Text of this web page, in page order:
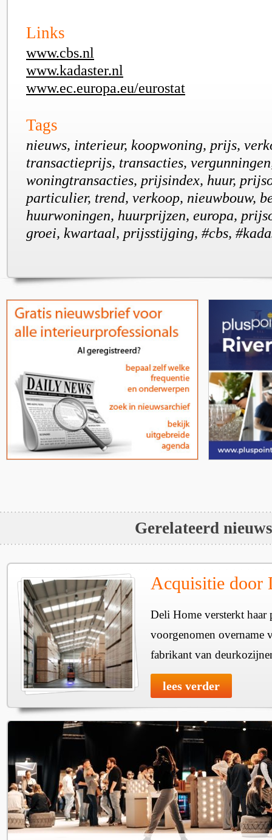
Links
www.cbs.nl
www.kadaster.nl
www.ec.europa.eu/eurostat
Tags
nieuws, interieur, koopwoning, prijs,
transactieprijs, transacties,
woningtransacties, prijsindex, huur,
particulier, trend, verkoop, nieuwbouw,
huurwoningen, huurprijzen, europa,
groei, kwartaal, prijsstijging, #cbs,
Gerelateerd nieuws
Acquisitie door
Deli Home versterkt haar
voorgenomen overname
fabrikant van
lees verder